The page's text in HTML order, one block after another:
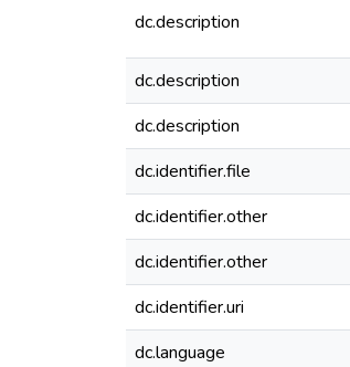
dc.description
dc.description
dc.description
dc.identifier.file
dc.identifier.other
dc.identifier.other
dc.identifier.uri
dc.language